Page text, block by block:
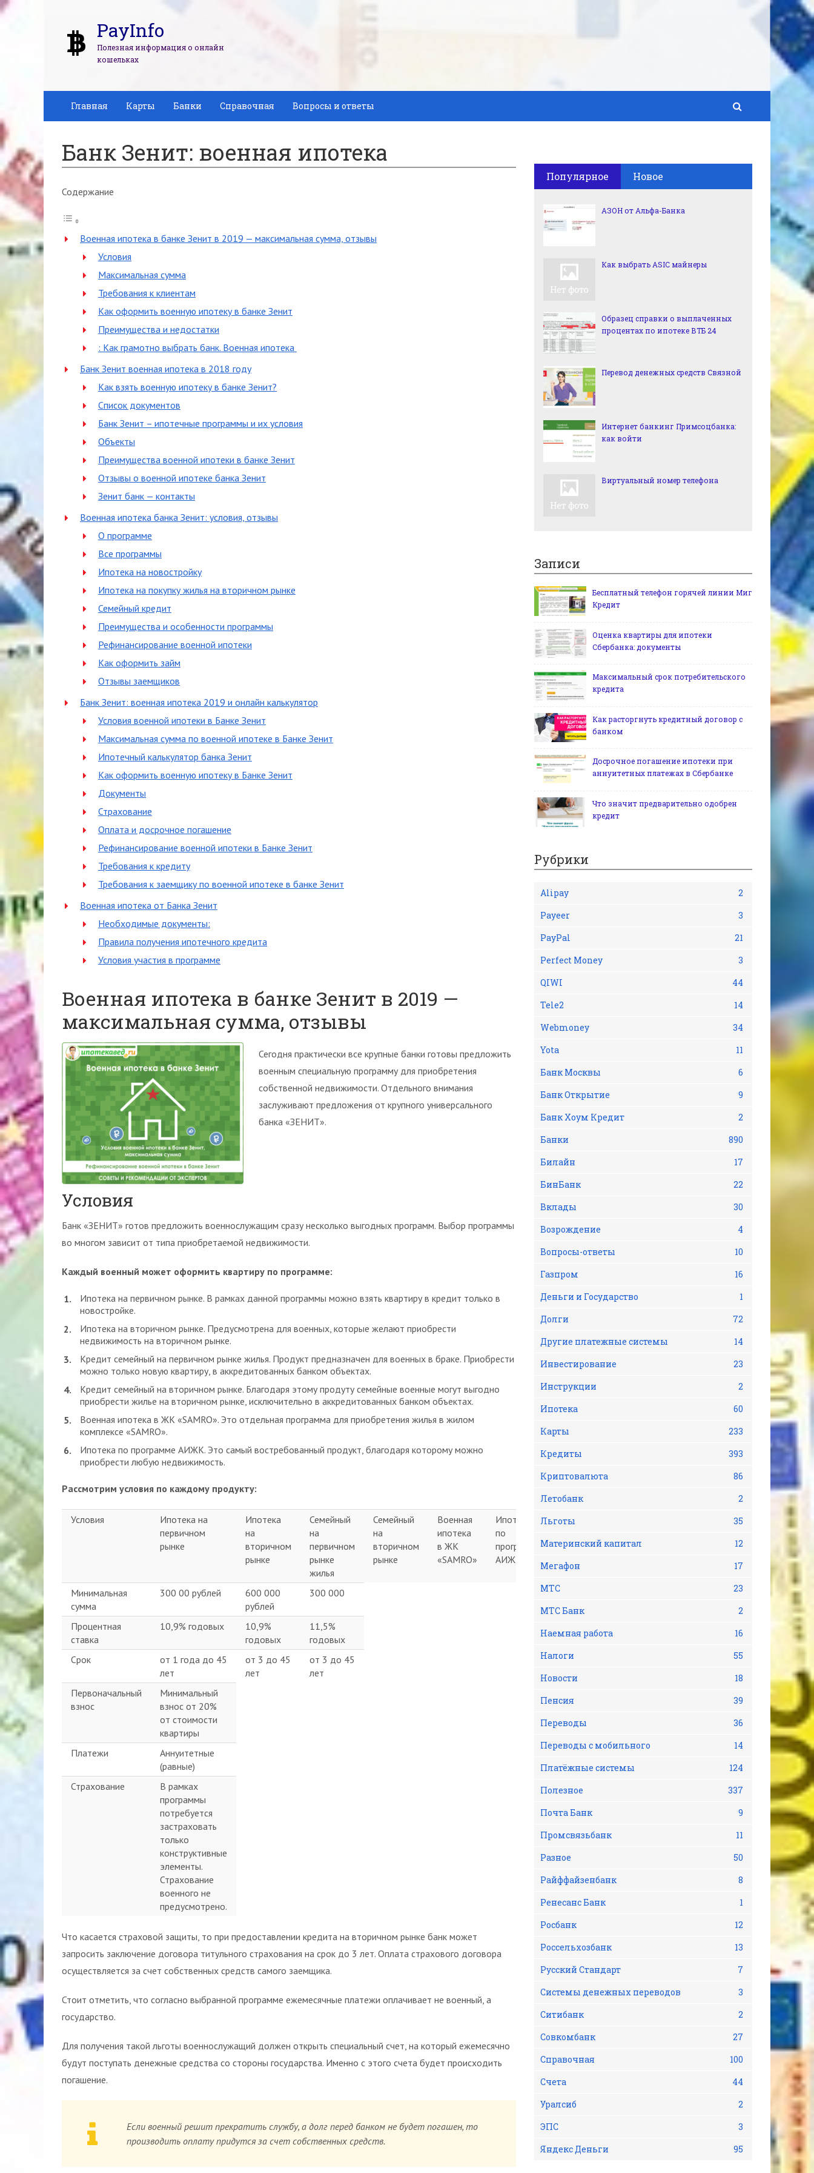
PayInfo
Полезная информация о онлайн
кошельках
Главная Карты Банки Справочная Вопросы и ответы
Банк Зенит: военная ипотека
Содержание
Военная ипотека в банке Зенит в 2019 — максимальная сумма, отзывы
Условия
Максимальная сумма
Требования к клиентам
Как оформить военную ипотеку в банке Зенит
Преимущества и недостатки
: Как грамотно выбрать банк. Военная ипотека
Банк Зенит военная ипотека в 2018 году
Как взять военную ипотеку в банке Зенит?
Список документов
Банк Зенит – ипотечные программы и их условия
Объекты
Преимущества военной ипотеки в банке Зенит
Отзывы о военной ипотеке банка Зенит
Зенит банк — контакты
Военная ипотека банка Зенит: условия, отзывы
О программе
Все программы
Ипотека на новостройку
Ипотека на покупку жилья на вторичном рынке
Семейный кредит
Преимущества и особенности программы
Рефинансирование военной ипотеки
Как оформить займ
Отзывы заемщиков
Банк Зенит: военная ипотека 2019 и онлайн калькулятор
Условия военной ипотеки в Банке Зенит
Максимальная сумма по военной ипотеке в Банке Зенит
Ипотечный калькулятор банка Зенит
Как оформить военную ипотеку в Банке Зенит
Документы
Страхование
Оплата и досрочное погашение
Рефинансирование военной ипотеки в Банке Зенит
Требования к кредиту
Требования к заемщику по военной ипотеке в банке Зенит
Военная ипотека от Банка Зенит
Необходимые документы:
Правила получения ипотечного кредита
Условия участия в программе
Военная ипотека в банке Зенит в 2019 —
максимальная сумма, отзывы
Сегодня практически все крупные банки готовы предложить
военным специальную программу для приобретения
собственной недвижимости. Отдельного внимания
заслуживают предложения от крупного универсального
банка «ЗЕНИТ».
Условия
Банк «ЗЕНИТ» готов предложить военнослужащим сразу несколько выгодных программ. Выбор программы
во многом зависит от типа приобретаемой недвижимости.
Каждый военный может оформить квартиру по программе:
Ипотека на первичном рынке. В рамках данной программы можно взять квартиру в кредит только в
новостройке.
Ипотека на вторичном рынке. Предусмотрена для военных, которые желают приобрести
недвижимость на вторичном рынке.
Кредит семейный на первичном рынке жилья. Продукт предназначен для военных в браке. Приобрести
можно только новую квартиру, в аккредитованных банком объектах.
Кредит семейный на вторичном рынке. Благодаря этому продуту семейные военные могут выгодно
приобрести жилье на вторичном рынке, исключительно в аккредитованных банком объектах.
Военная ипотека в ЖК «SAMRO». Это отдельная программа для приобретения жилья в жилом
комплексе «SAMRO».
Ипотека по программе АИЖК. Это самый востребованный продукт, благодаря которому можно
приобрести любую недвижимость.
Рассмотрим условия по каждому продукту:
Условия
Ипотека на
первичном
рынке
Ипотека
на
вторичном
рынке
Семейный
на
первичном
рынке
жилья
Семейный
на
вторичном
рынке
Военная
ипотека
в ЖК
«SAMRO»
Ипотека
по
программе
АИЖК
Минимальная
сумма
300 00 рублей
600 000
рублей
300 000
Процентная
ставка
10,9% годовых
10,9%
годовых
11,5%
годовых
Срок
от 1 года до 45
лет
от 3 до 45
лет
от 3 до 45
лет
Первоначальный
взнос
Минимальный
взнос от 20%
от стоимости
квартиры
Платежи
Аннуитетные
(равные)
Страхование
В рамках
программы
потребуется
застраховать
только
конструктивные
элементы.
Страхование
военного не
предусмотрено.
Что касается страховой защиты, то при предоставлении кредита на вторичном рынке банк может
запросить заключение договора титульного страхования на срок до 3 лет. Оплата страхового договора
осуществляется за счет собственных средств самого заемщика.
Стоит отметить, что согласно выбранной программе ежемесячные платежи оплачивает не военный, а
государство.
Для получения такой льготы военнослужащий должен открыть специальный счет, на который ежемесячно
будут поступать денежные средства со стороны государства. Именно с этого счета будет происходить
погашение.
Если военный решит прекратить службу, а долг перед банком не будет погашен, то
производить оплату придутся за счет собственных средств.
Популярное Новое
АЗОН от Альфа-Банка
Как выбрать ASIC майнеры
Образец справки о выплаченных
процентах по ипотеке ВТБ 24
Перевод денежных средств Связной
Интернет банкинг Примсоцбанка:
как войти
Виртуальный номер телефона
Записи
Бесплатный телефон горячей линии Миг
Кредит
Оценка квартиры для ипотеки
Сбербанка: документы
Максимальный срок потребительского
кредита
Как расторгнуть кредитный договор с
банком
Досрочное погашение ипотеки при
аннуитетных платежах в Сбербанке
Что значит предварительно одобрен
кредит
Рубрики
Alipay
2
Payeer
3
PayPal
21
Perfect Money
3
QIWI
44
Tele2
14
Webmoney
34
Yota
11
Банк Москвы
6
Банк Открытие
9
Банк Хоум Кредит
2
Банки
890
Билайн
17
БинБанк
22
Вклады
30
Возрождение
4
Вопросы-ответы
10
Газпром
16
Деньги и Государство
1
Долги
72
Другие платежные системы
14
Инвестирование
23
Инструкции
2
Ипотека
60
Карты
233
Кредиты
393
Криптовалюта
86
Летобанк
2
Льготы
35
Материнский капитал
12
Мегафон
17
МТС
23
МТС Банк
2
Наемная работа
16
Налоги
55
Новости
18
Пенсия
39
Переводы
36
Переводы с мобильного
14
Платёжные системы
124
Полезное
337
Почта Банк
9
Промсвязьбанк
11
Разное
50
Райффайзенбанк
8
Ренесанс Банк
1
Росбанк
12
Россельхозбанк
13
Русский Стандарт
7
Системы денежных переводов
3
Ситибанк
2
Совкомбанк
27
Справочная
100
Счета
44
Уралсиб
2
ЭПС
3
Яндекс Деньги
95